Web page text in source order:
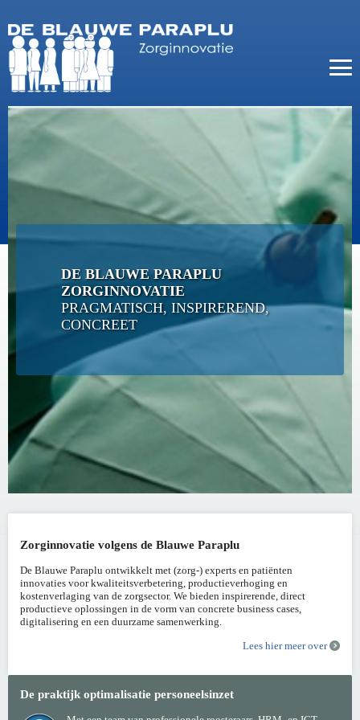
DE BLAUWE PARAPLU
ZORGINNOVATIE
PRAGMATISCH, INSPIREREND,
CONCREET
Zorginnovatie volgens de Blauwe Paraplu
De Blauwe Paraplu ontwikkelt met (zorg-) experts en patiënten
innovaties voor kwaliteitsverbetering, productieverhoging en
kostenverlaging van de zorgsector. We bieden inspirerende, direct
productieve oplossingen in de vorm van concrete business cases,
digitalisering en een duurzame samenwerking.
Lees hier meer over
De praktijk optimalisatie personeelsinzet